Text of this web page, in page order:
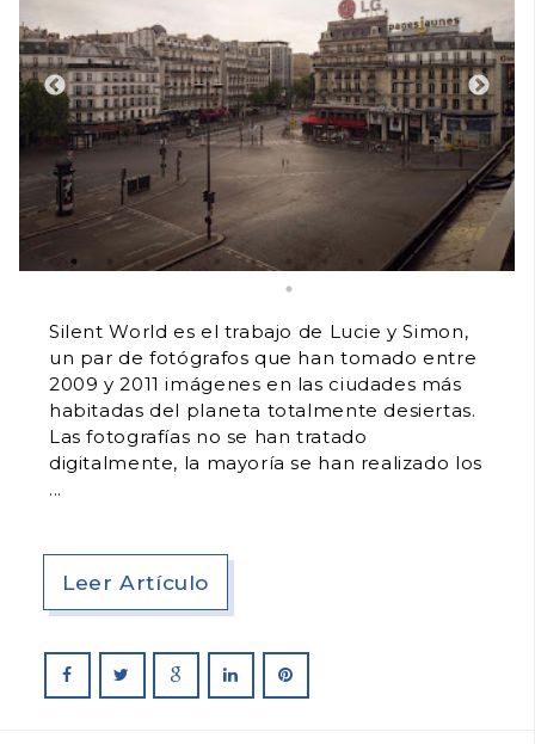
Silent World es el trabajo de Lucie y Simon,
un par de fotógrafos que han tomado entre
2009 y 2011 imágenes en las ciudades más
habitadas del planeta totalmente desiertas.
Las fotografías no se han tratado
digitalmente, la mayoría se han realizado los
Leer Artículo